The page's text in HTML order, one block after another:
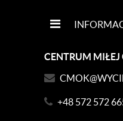
CENTRUM MIŁEJ
+48 572 572